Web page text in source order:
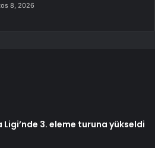
8, 2026
Ligi’nde 3. eleme turuna yükseldi